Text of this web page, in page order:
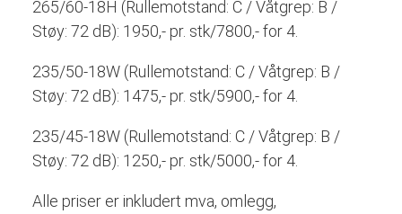
265/60-18H (Rullemotstand: C / Våtgrep: B /
Støy: 72 dB): 1950,- pr. stk/7800,- for 4.
235/50-18W (Rullemotstand: C / Våtgrep: B /
Støy: 72 dB): 1475,- pr. stk/5900,- for 4.
235/45-18W (Rullemotstand: C / Våtgrep: B /
Støy: 72 dB): 1250,- pr. stk/5000,- for 4.
Alle priser er inkludert mva, omlegg,